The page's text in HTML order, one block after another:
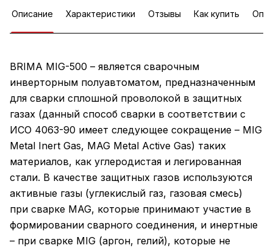
Описание Характеристики Отзывы Как купить
BRIMA MIG-500 – является сварочным
инверторным полуавтоматом, предназначенным
для сварки сплошной проволокой в защитных
газах (данный способ сварки в соответствии с
ИСО 4063-90 имеет следующее сокращение – MIG
Metal Inert Gas, MAG Metal Active Gas) таких
материалов, как углеродистая и легированная
стали. В качестве защитных газов используются
активные газы (углекислый газ, газовая смесь)
при сварке MAG, которые принимают участие в
формировании сварного соединения, и инертные
– при сварке MIG (аргон, гелий), которые не